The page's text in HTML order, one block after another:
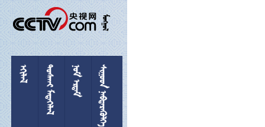
      